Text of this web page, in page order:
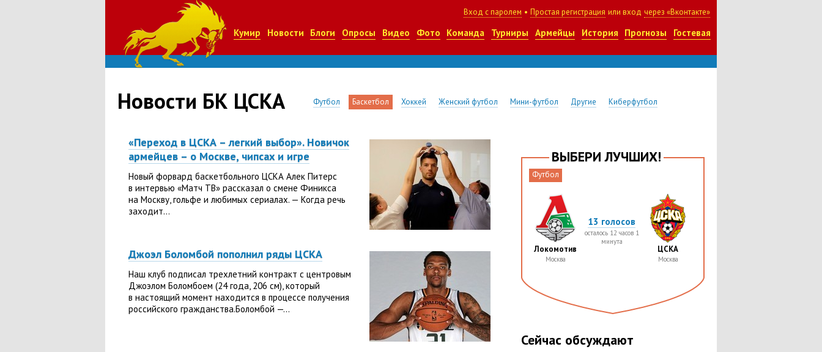
Вход с паролем • Простая регистрация или вход через «Вконтакте»
Кумир Новости Блоги Опросы Видео Фото Команда Турниры Армейцы История Прогнозы Гостевая
Новости БК ЦСКА Футбол Баскетбол Хоккей Женский футбол Мини-футбол Другие Киберфутбол
«Переход в ЦСКА – легкий выбор». Новичок
армейцев – о Москве, чипсах и игре
Новый форвард баскетбольного ЦСКА Алек Питерс
в интервью «Матч ТВ» рассказал о смене Финикса
на Москву, гольфе и любимых сериалах. — Когда речь
заходит...
Джоэл Боломбой пополнил ряды ЦСКА
Наш клуб подписал трехлетний контракт с центровым
Джоэлом Боломбоем (24 года, 206 см), который
в настоящий момент находится в процессе получения
российского гражданства.Боломбой —...
ВЫБЕРИ ЛУЧШИХ!
Футбол
Локомотив
Москва
13 голосов
осталось 12 часов 1
минута
ЦСКА
Москва
Сейчас обсуждают